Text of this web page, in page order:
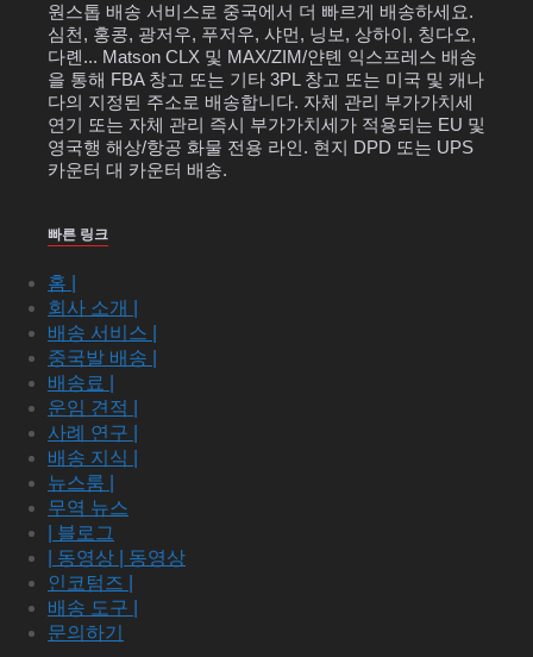
원스톱 배송 서비스로 중국에서 더 빠르게 배송하세요.
심천, 홍콩, 광저우, 푸저우, 샤먼, 닝보, 상하이, 칭다오,
다롄... Matson CLX 및 MAX/ZIM/얀톈 익스프레스 배송
을 통해 FBA 창고 또는 기타 3PL 창고 또는 미국 및 캐나
다의 지정된 주소로 배송합니다. 자체 관리 부가가치세
연기 또는 자체 관리 즉시 부가가치세가 적용되는 EU 및
영국행 해상/항공 화물 전용 라인. 현지 DPD 또는 UPS
카운터 대 카운터 배송.
빠른 링크
홈 |
회사 소개 |
배송 서비스 |
중국발 배송 |
배송료 |
운임 견적 |
사례 연구 |
배송 지식 |
뉴스룸 |
무역 뉴스
| 블로그
| 동영상 | 동영상
인코텀즈 |
배송 도구 |
문의하기